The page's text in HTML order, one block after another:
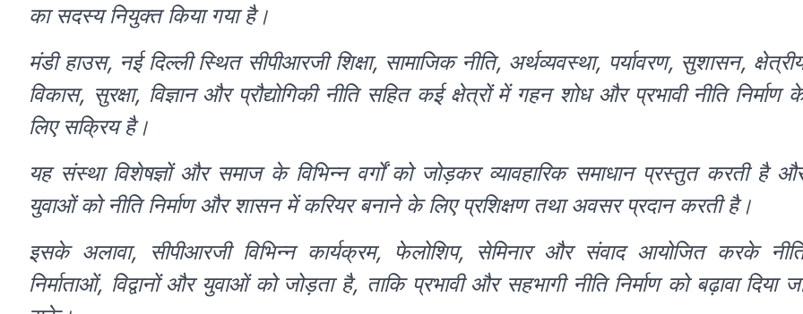
का सदस्य नियुक्त किया गया है।
मंडी हाउस, नई दिल्ली स्थित सीपीआरजी शिक्षा, सामाजिक नीति, अर्थव्यवस्था, पर्यावरण, सुशासन,
विकास, सुरक्षा, विज्ञान और प्रौद्योगिकी नीति सहित कई क्षेत्रों में गहन शोध और प्रभावी नीति निर्माण
लिए सक्रिय है।
यह संस्था विशेषज्ञों और समाज के विभिन्न वर्गों को जोड़कर व्यावहारिक समाधान प्रस्तुत करती है
युवाओं को नीति निर्माण और शासन में करियर बनाने के लिए प्रशिक्षण तथा अवसर प्रदान करती है।
इसके अलावा, सीपीआरजी विभिन्न कार्यक्रम, फेलोशिप, सेमिनार और संवाद आयोजित करके
निर्माताओं, विद्वानों और युवाओं को जोड़ता है, ताकि प्रभावी और सहभागी नीति निर्माण को बढ़ावा दिया